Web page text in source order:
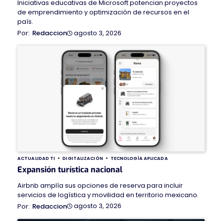
Iniciativas educativas de Microsoft potencian proyectos
de emprendimiento y optimización de recursos en el
país.
Redaccion
agosto 3, 2026
ACTUALIDAD TI DIGITALIZACIÓN TECNOLOGÍA APLICADA
Expansión turística nacional
Airbnb amplía sus opciones de reserva para incluir
servicios de logística y movilidad en territorio mexicano.
Redaccion
agosto 3, 2026